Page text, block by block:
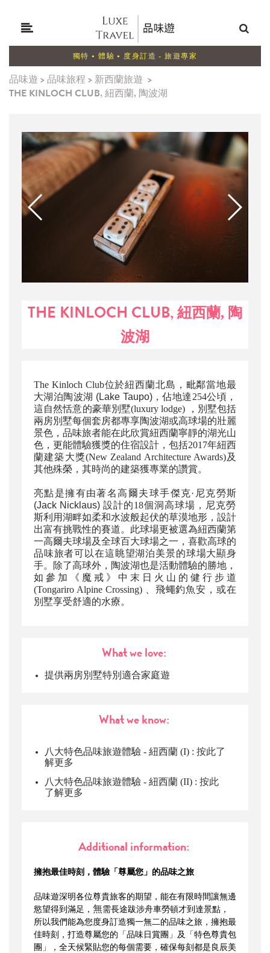
獨特 • 體驗 • 度身訂造 - 旅遊專家
品味遊 > 品味旅程 > 新西蘭旅遊 >
THE KINLOCH CLUB, 紐西蘭, 陶波湖
THE KINLOCH CLUB, 紐西蘭, 陶
波湖
The Kinloch Club位於紐西蘭北島， 毗鄰當地最
大湖泊陶波湖 (Lake Taupo)，佔地達254公頃，
這自然恬意的豪華別墅(luxury lodge) ，別墅包括
兩房別墅每個套房都專享陶波湖或高球場的壯麗
景色，品味旅者能在此欣賞紐西蘭寧靜的湖光山
色，更能體驗獲獎的住宿設計，包括2017年紐西
蘭建築大獎(New Zealand Architecture Awards)及
其他殊榮，其時尚的建築獲專業的讚賞。
亮點是擁有由著名高爾夫球手傑克·尼克勞斯
(Jack Nicklaus)設計的18個洞高球場，尼克勞
斯利用湖畔如柔和水波般起伏的草漠地形，設計
出富有挑戰性的賽道。此球場更被選為紐西蘭第
一高爾夫球場及全球百大球場之一，喜歡高球的
品味旅者可以在這眺望湖泊美景的球場大顯身
手。除了高球外，陶波湖也是活動體驗的勝地，
如參加《魔戒》中末日火山的健行步道
(Tongariro Alpine Crossing) 、飛蠅釣魚安，或在
別墅享受舒適的水療。
What we love:
提供兩房別墅特別適合家庭遊
What we know:
八大特色品味旅遊體驗- 紐西蘭(I) : 按此了
解更多
八大特色品味旅遊體驗- 紐西蘭(II) : 按此
了解更多
Additional information:
擁抱最佳時刻，體驗「尊屬您」的品味之旅
品味遊深明各位尊貴旅客的期望，能在有限時間讓無邊
慾望得到滿足， 無需長途跋涉舟車勞頓才到達景點，
所以我們能為您度身訂造獨一無二的品味之旅，擁抱最
佳時刻，打造尊屬您的「品味日賞團」及「特色尊貴包
團」，全天候緊貼您的每個需要，確保每刻都是良辰美